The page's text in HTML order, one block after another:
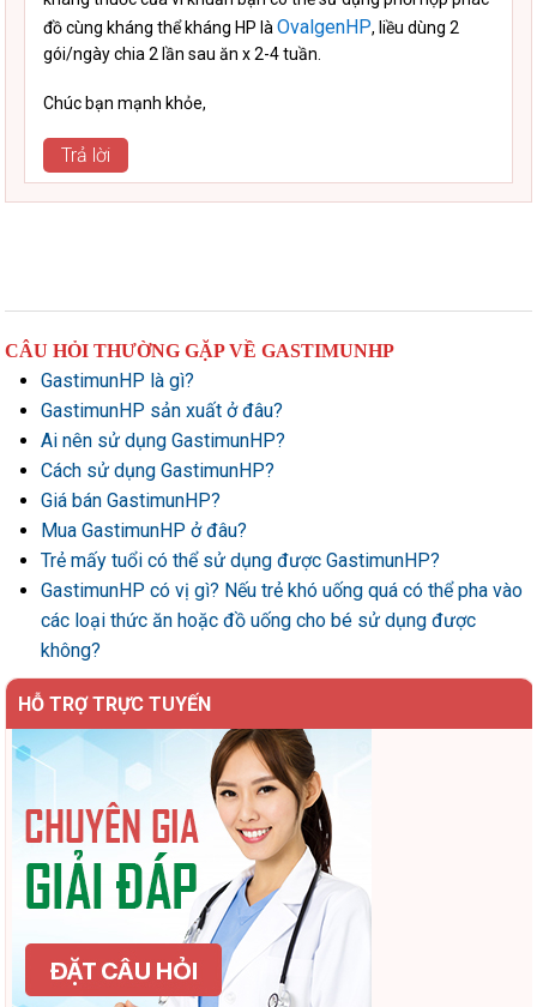
đồ cùng kháng thể kháng HP làOvalgenHP, liều dùng 2
gói/ngày chia 2 lần sau ăn x 2-4 tuần.
Chúc bạn mạnh khỏe,
Trả lời
CÂU HỎI THƯỜNG GẶP VỀ GASTIMUNHP
GastimunHP là gì?
GastimunHP sản xuất ở đâu?
Ai nên sử dụng GastimunHP?
Cách sử dụng GastimunHP?
Giá bán GastimunHP?
Mua GastimunHP ở đâu?
Trẻ mấy tuổi có thể sử dụng được GastimunHP?
GastimunHP có vị gì? Nếu trẻ khó uống quá có thể pha vào
các loại thức ăn hoặc đồ uống cho bé sử dụng được
không?
HỖ TRỢ TRỰC TUYẾN